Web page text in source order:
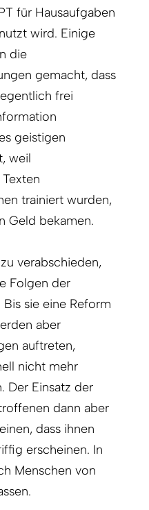
für Hausaufgaben
wird. Einige
die
gemacht, dass
frei
geistigen
weil
trainiert wurden,
Geld bekamen.
verabschieden,
Folgen der
sie eine Reform
aber
auftreten,
nicht mehr
Der Einsatz der
dann aber
dass ihnen
erscheinen. In
Menschen von